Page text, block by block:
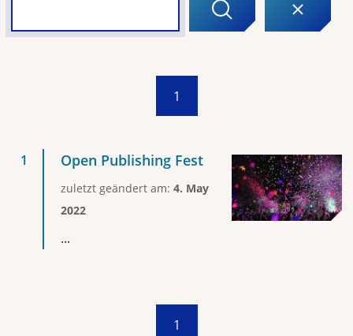
1
Open Publishing Fest
zuletzt geändert am: 4. May
2022
...
1